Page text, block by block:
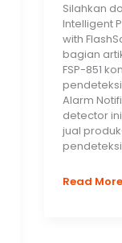
Silahkan
Intelligent
with
bagian
FSP-851
Alarm
detector
jual
pendeteksi
Jual
Read